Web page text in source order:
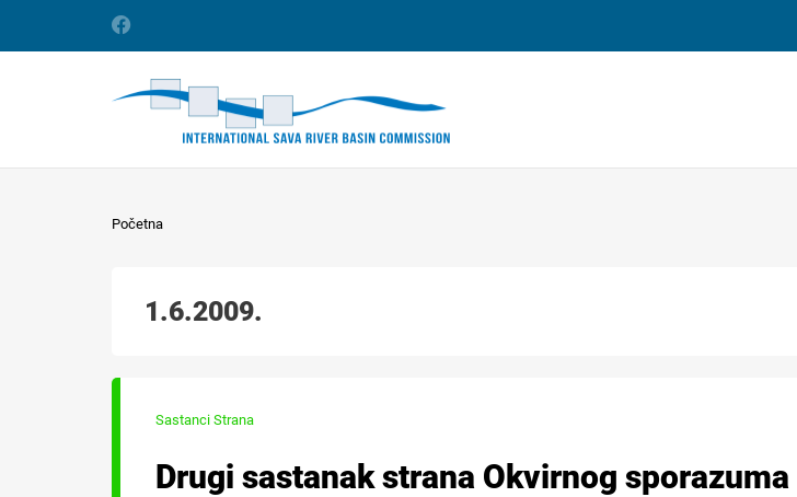
Početna
1.6.2009.
Sastanci Strana
Drugi sastanak strana Okvirnog sporazuma